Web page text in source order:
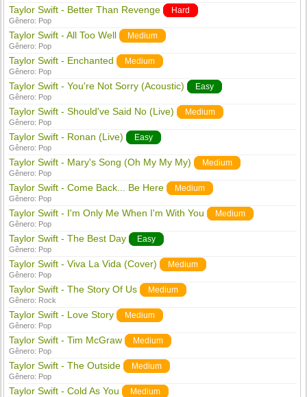
Taylor Swift - Better Than Revenge Hard
Gênero: Pop
Taylor Swift - All Too Well Medium
Gênero: Pop
Taylor Swift - Enchanted Medium
Gênero: Pop
Taylor Swift - You're Not Sorry (Acoustic) Easy
Gênero: Pop
Taylor Swift - Should've Said No (Live) Medium
Gênero: Pop
Taylor Swift - Ronan (Live) Easy
Gênero: Pop
Taylor Swift - Mary's Song (Oh My My My) Medium
Gênero: Pop
Taylor Swift - Come Back... Be Here Medium
Gênero: Pop
Taylor Swift - I'm Only Me When I'm With You Medium
Gênero: Pop
Taylor Swift - The Best Day Easy
Gênero: Pop
Taylor Swift - Viva La Vida (Cover) Medium
Gênero: Pop
Taylor Swift - The Story Of Us Medium
Gênero: Rock
Taylor Swift - Love Story Medium
Gênero: Pop
Taylor Swift - Tim McGraw Medium
Gênero: Pop
Taylor Swift - The Outside Medium
Gênero: Pop
Taylor Swift - Cold As You Medium